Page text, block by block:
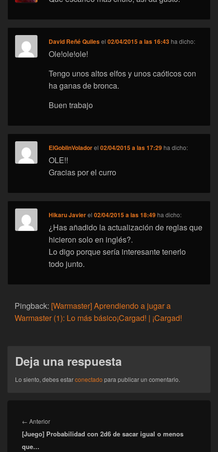
David Reñé Quilesel02/04/2015 a las 16:43 ha dicho:
Ole!ole!ole!
Tengo unos altos elfos y unos caóticos con
ha ganas de bronca.
Buen trabajo
ElGoblinVoladorel02/04/2015 a las 17:29 ha dicho:
OLE!!
Gracias por el curro
Hikaru Javierel02/04/2015 a las 18:49 ha dicho:
¿Has añadido la actualización de reglas que
hicieron solo en inglés?.
Lo digo porque sería interesante tenerlo
todo junto.
Pingback: [Warmaster] Aprendiendo a jugar a
Warmaster (1): Lo más básico¡Cargad! | ¡Cargad!
Deja una respuesta
Lo siento, debes estarconectado para publicar un comentario.
de
entradas
← AnteriorEntrada
anterior:
[Juego] Probabilidad con 2d6 de sacar igual o menos
que…